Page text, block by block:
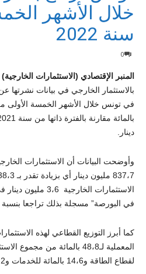
خلال الأشهر
سنة 2022
0
المنبر الإقتصادي (الاستثمارات الخارجية
بالاستثمار الخارجي في بيانات نشرتها
دينار.
وأوضحت البيانات أن الاستثمارات
الاستثمارات
في البورصة” مسجلة بذلك تراجعا بنسبة 35 بالمائة مقارنة بسنة 2021.
كما أبرز التوزيع القطاعي لهذه
لقطاع الطاقة و14،6 بالمائة للخدمات و0،2 بالمائة لقطاع الفلاحة.